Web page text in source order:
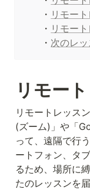
・ リモー
・ リモー
・ 次のレ
リモー
リモートレッス
(ズーム)」や「
って、遠隔で行
ートフォン、タ
るため、場所に
たのレッスンを